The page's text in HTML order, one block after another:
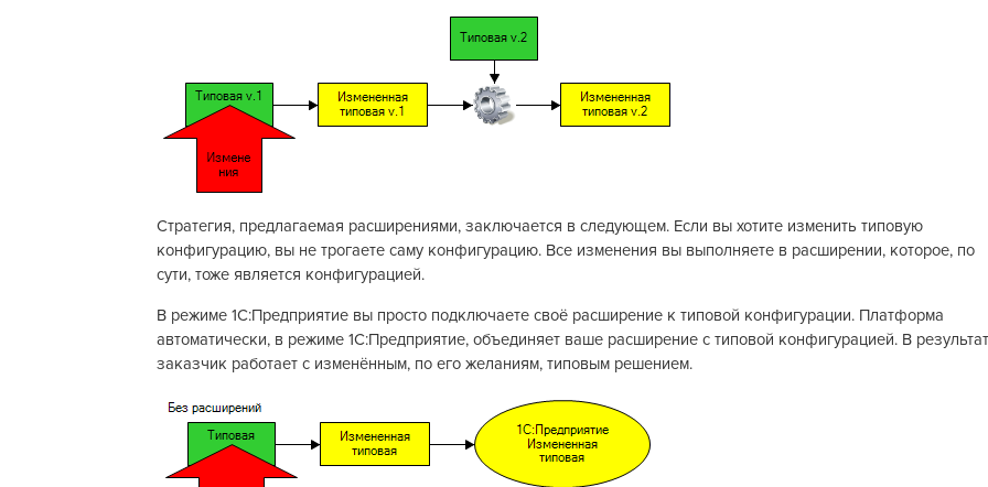
Стратегия, предлагаемая расширениями, заключается в следующем. Если вы хотите изменить типовую
конфигурацию, вы не трогаете саму конфигурацию. Все изменения вы выполняете в расширении, которое, по
сути, тоже является конфигурацией.
В режиме 1С:Предприятие вы просто подключаете своё расширение к типовой конфигурации. Платформа
автоматически, в режиме 1С:Предприятие, объединяет ваше расширение с типовой конфигурацией. В
заказчик работает с изменённым, по его желаниям, типовым решением.